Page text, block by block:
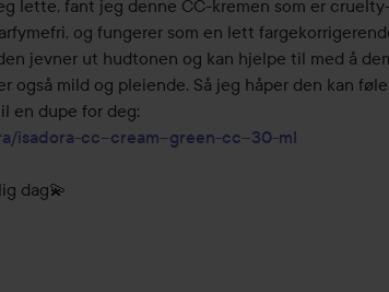
lette, fant jeg denne CC-kremen som er
og fungerer som en lett
jevner ut hudtonen og kan hjelpe til med å
også mild og pleiende. Så jeg håper den kan
isadora-cc--cream--green-cc--30-ml
dag💫